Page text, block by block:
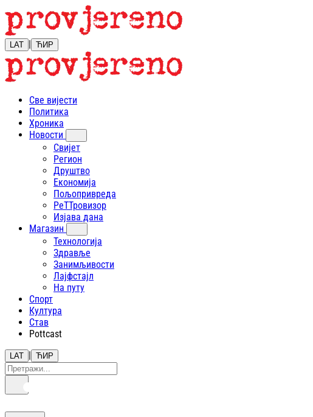
LAT | ЋИР
Све вијести
Политика
Хроника
Новости
Свијет
Регион
Друштво
Економија
Пољопривреда
РеТТровизор
Изјава дана
Магазин
Технологија
Здравље
Занимљивости
Лајфстajл
На путу
Спорт
Култура
Став
Pottcast
LAT | ЋИР